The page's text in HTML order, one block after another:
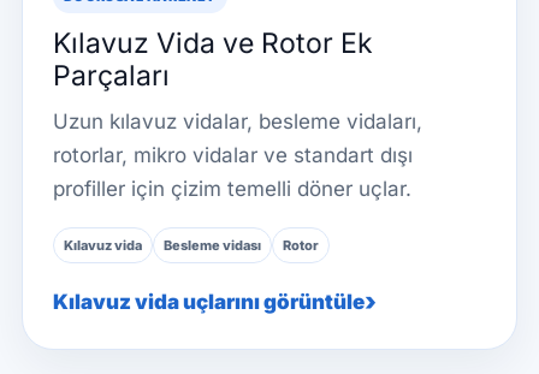
Kılavuz Vida ve Rotor Ek
Parçaları
Uzun kılavuz vidalar, besleme vidaları,
rotorlar, mikro vidalar ve standart dışı
profiller için çizim temelli döner uçlar.
Kılavuz vida Besleme vidası Rotor
Kılavuz vida uçlarını görüntüle